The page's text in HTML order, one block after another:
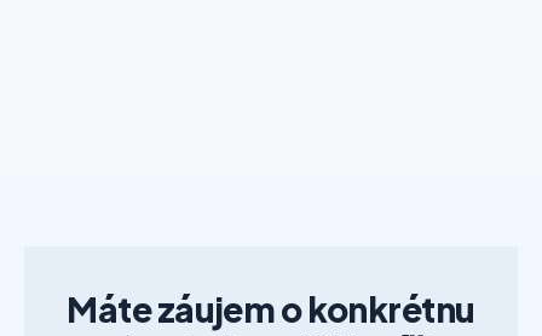
Máte záujem o konkrétnu